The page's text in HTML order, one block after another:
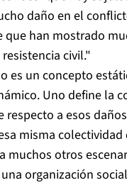
daño en el
han mostrado
civil."
es un concepto
Uno define la
a esos
misma colectividad
muchos otros
organización